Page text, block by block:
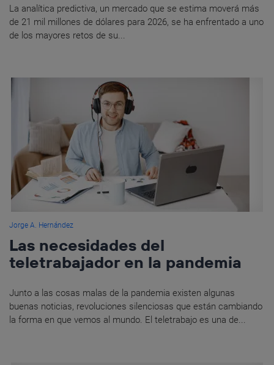
La analítica predictiva, un mercado que se estima moverá más
de 21 mil millones de dólares para 2026, se ha enfrentado a uno
de los mayores retos de su...
Jorge A. Hernández
Las necesidades del
teletrabajador en la pandemia
Junto a las cosas malas de la pandemia existen algunas
buenas noticias, revoluciones silenciosas que están cambiando
la forma en que vemos al mundo. El teletrabajo es una de...